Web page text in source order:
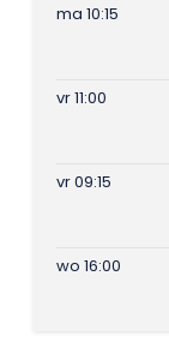
ma 10:15
vr 11:00
vr 09:15
wo 16:00